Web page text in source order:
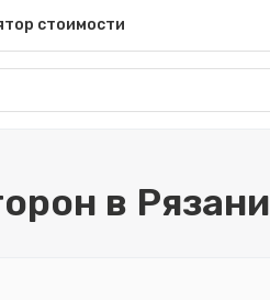
стоимости
в Рязани